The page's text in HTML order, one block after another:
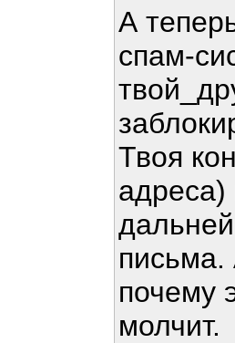
А
спам-
Твоя
адреса)
письма.
почему
молчит.